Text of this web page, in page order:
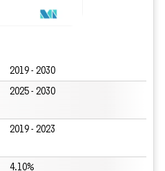
2019 - 2030
2025 - 2030
2019 - 2023
4.10%